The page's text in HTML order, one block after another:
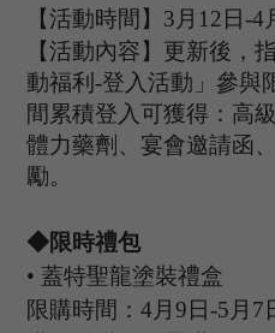
【活動時間】 3月 12 日-4
【活動內容】 更新後，
動福利-登入活動 」 參與
間 累積登入可獲得：高
體力藥劑、宴會邀請函
勵。
◆限時禮包
• 蓋特聖龍塗裝禮盒
限購時間：4月9 日-5月 7